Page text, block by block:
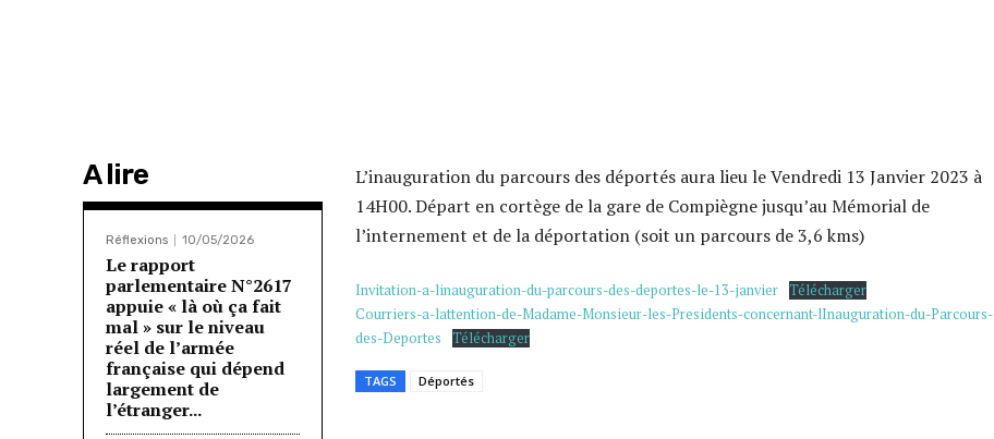
A lire
Réflexions 10/05/2026
Le rapport
parlementaire N°2617
appuie « là où ça fait
mal » sur le niveau
réel de l’armée
française qui dépend
largement de
l’étranger...
L’inauguration du parcours des déportés aura lieu le Vendredi 13 Janvier 2023 à
14H00. Départ en cortège de la gare de Compiègne jusqu’au Mémorial de
l’internement et de la déportation (soit un parcours de 3,6 kms)
Invitation-a-linauguration-du-parcours-des-deportes-le-13-janvier Télécharger
Courriers-a-lattention-de-Madame-Monsieur-les-Presidents-concernant-lInauguration-du-Parcours-
des-Deportes
Télécharger
TAGS Déportés